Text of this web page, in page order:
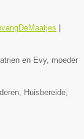
|
en Evy, moeder
Huisbereide,